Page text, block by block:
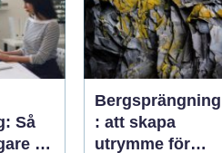
Så
ett
Bergsprängning
: att skapa
utrymme för